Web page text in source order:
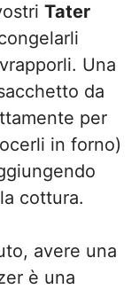
Tater
Una
da
per
in forno)
cottura.
avere una
è una